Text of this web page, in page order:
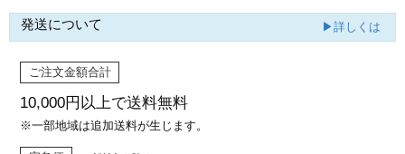
発送について ▶詳しくは
ご注文金額合計
10,000円以上で送料無料
※一部地域は追加送料が生じます。